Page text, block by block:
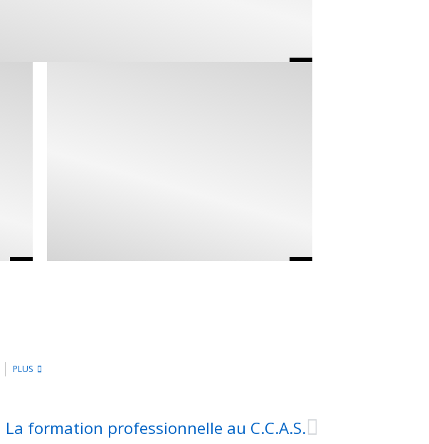
PLUS
La formation professionnelle au C.C.A.S.